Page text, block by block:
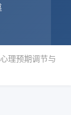
理预期调节与